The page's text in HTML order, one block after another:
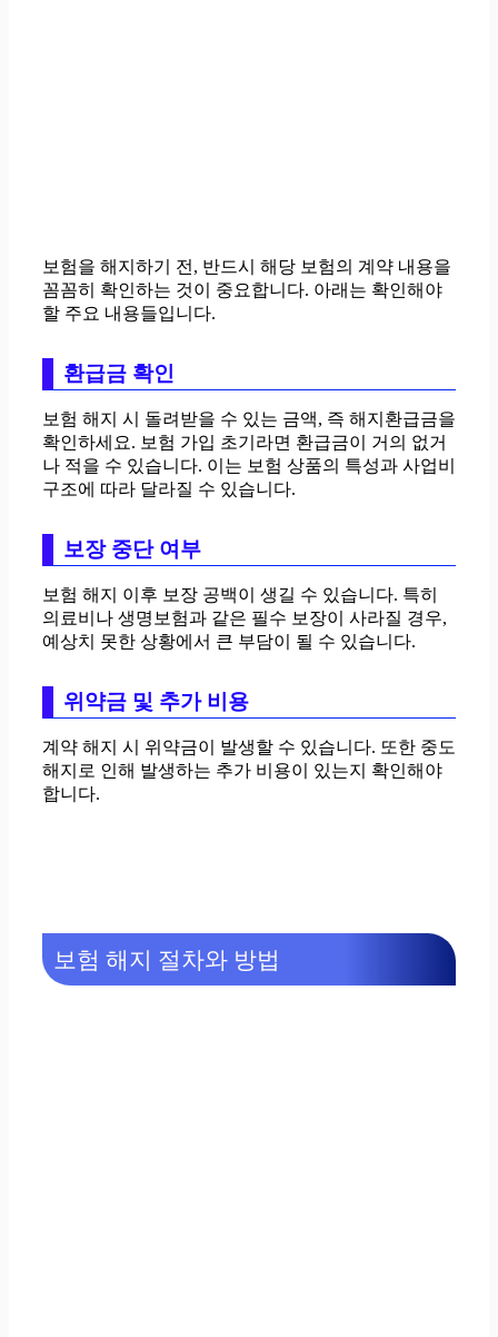
보험을 해지하기 전, 반드시 해당 보험의 계약 내용을
꼼꼼히 확인하는 것이 중요합니다. 아래는 확인해야
할 주요 내용들입니다.
환급금 확인
보험 해지 시 돌려받을 수 있는 금액, 즉 해지환급금을
확인하세요. 보험 가입 초기라면 환급금이 거의 없거
나 적을 수 있습니다. 이는 보험 상품의 특성과 사업비
구조에 따라 달라질 수 있습니다.
보장 중단 여부
보험 해지 이후 보장 공백이 생길 수 있습니다. 특히
의료비나 생명보험과 같은 필수 보장이 사라질 경우,
예상치 못한 상황에서 큰 부담이 될 수 있습니다.
위약금 및 추가 비용
계약 해지 시 위약금이 발생할 수 있습니다. 또한 중도
해지로 인해 발생하는 추가 비용이 있는지 확인해야
합니다.
보험 해지 절차와 방법